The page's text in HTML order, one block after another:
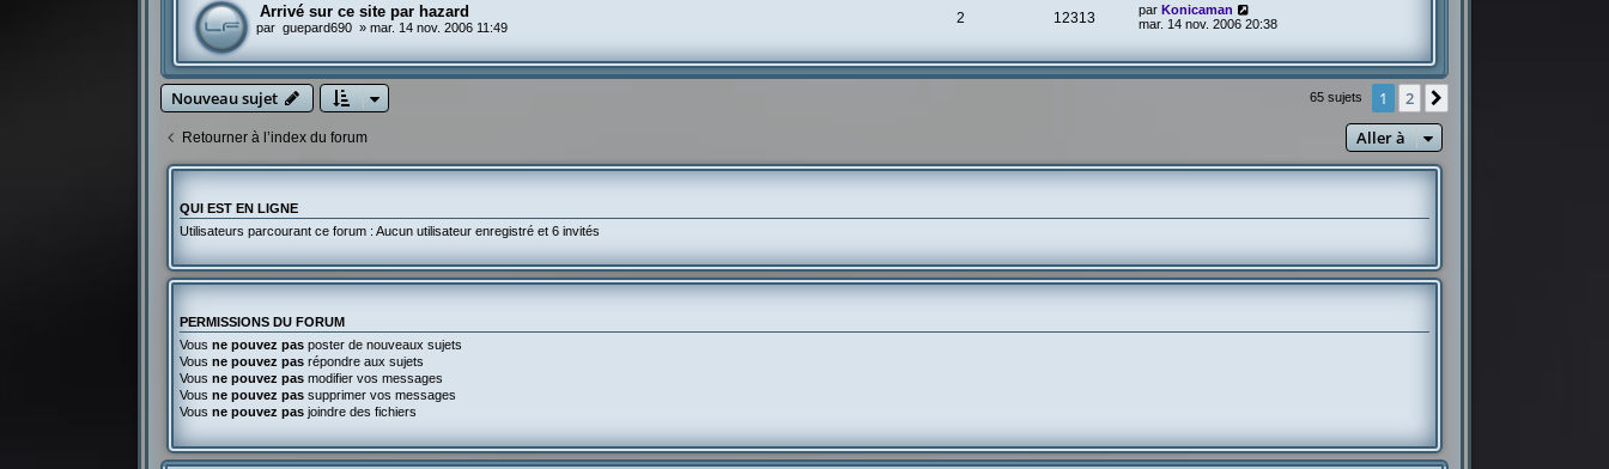
Arrivé sur ce site par hazard
par guepard690 »mar. 14 nov. 2006 11:49
2 12313 par Konicaman
mar. 14 nov. 2006 20:38
Nouveau sujet 65 sujets 1 2
Retourner à l’index du forum Aller à
QUI EST EN LIGNE
Utilisateurs parcourant ce forum : Aucun utilisateur enregistré et 6 invités
PERMISSIONS DU FORUM
Vousne pouvez pas poster de nouveaux sujets
Vousne pouvez pas répondre aux sujets
Vousne pouvez pas modifier vos messages
Vousne pouvez pas supprimer vos messages
Vousne pouvez pas joindre des fichiers